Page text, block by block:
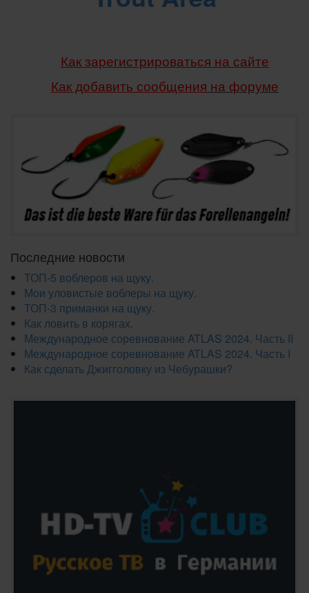
Как зарегистрироваться на сайте
Как добавить сообщения на форуме
Последние новости
ТОП-5 воблеров на щуку.
Мои уловистые воблеры на щуку.
ТОП-3 приманки на щуку.
Как ловить в корягах.
Международное соревнование ATLAS 2024. Часть II
Международное соревнование ATLAS 2024. Часть I
Как сделать Джигголовку из Чебурашки?